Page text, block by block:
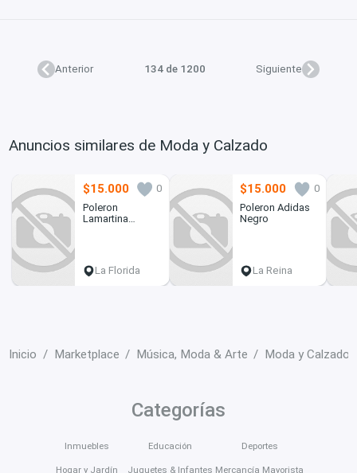
Anterior 134 de 1200 Siguiente
Anuncios similares de Moda y Calzado
$15.000
0
Poleron
Lamartina
La Florida
$15.000
0
Poleron Adidas
Negro
La Reina
Inicio Marketplace Música, Moda & Arte Moda y Calzado
Categorías
Inmuebles
Hogar y Jardín
Educación
Juguetes & Infantes
Deportes
Mercancía Mayorista